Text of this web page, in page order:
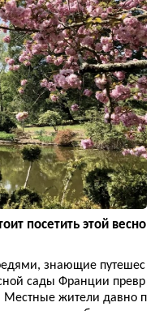
посетить этой весно
знающие путешес
сады Франции превр
Местные жители давно п